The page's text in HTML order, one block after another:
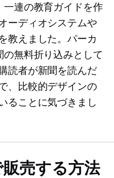
一連の教育ガイドを作
ーディオシステムや
教えました。パーカ
の無料折り込みとして
読者が新聞を読んだ
、比較的デザインの
ることに気づきまし
売する方法